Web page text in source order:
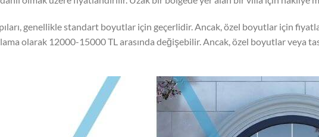
genellikle standart boyutlar için geçerlidir. Ancak, özel boyutlar için
olarak 12000-15000 TL arasında değişebilir. Ancak, özel boyutlar veya